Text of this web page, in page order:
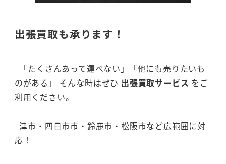
出張買取も承ります！
「たくさんあって運べない」「他にも売りたいも
のがある」 そんな時はぜひ 出張買取サービス をご
利用ください。
津市・四日市市・鈴鹿市・松阪市など広範囲に対
応！